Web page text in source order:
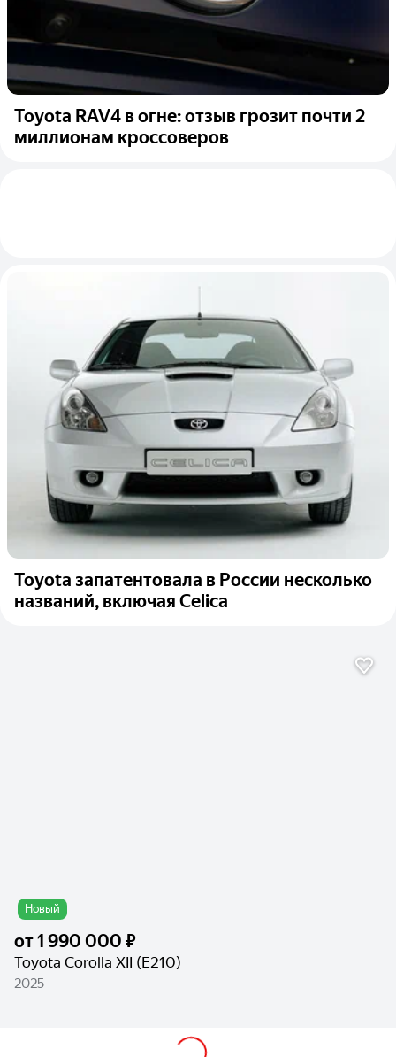
Toyota RAV4 в огне: отзыв грозит почти 2
миллионам кроссоверов
Toyota запатентовала в России несколько
названий, включая Celica
Новый
от1 990 000 ₽
Toyota Corolla XII (E210)
2025